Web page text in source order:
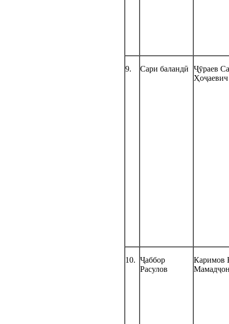
9. Сари баландӣ
Ҷӯраев
Ҳоҷаевич
10. Ҷаббор
Расулов
Каримов